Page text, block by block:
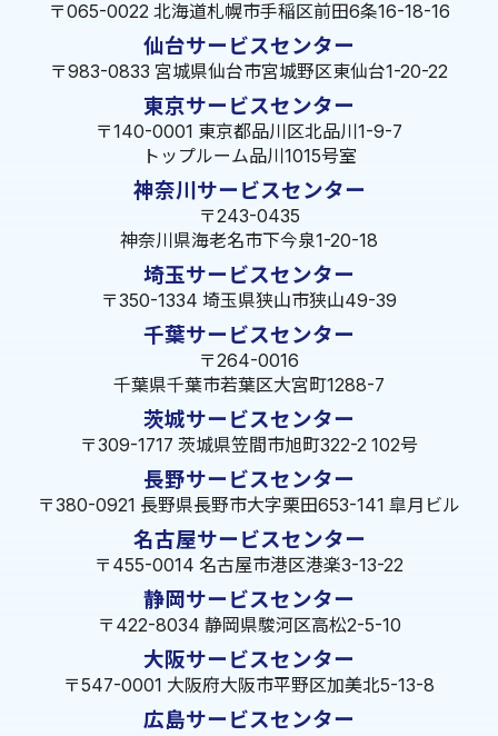
〒065-0022 北海道札幌市手稲区前田6条16-18-16
仙台サービスセンター
〒983-0833 宮城県仙台市宮城野区東仙台1-20-22
東京サービスセンター
〒140-0001 東京都品川区北品川1-9-7
トップルーム品川1015号室
神奈川サービスセンター
〒243-0435
神奈川県海老名市下今泉1-20-18
埼玉サービスセンター
〒350-1334 埼玉県狭山市狭山49-39
千葉サービスセンター
〒264-0016
千葉県千葉市若葉区大宮町1288-7
茨城サービスセンター
〒309-1717 茨城県笠間市旭町322-2 102号
長野サービスセンター
〒380-0921 長野県長野市大字栗田653-141 皐月ビル
名古屋サービスセンター
〒455-0014 名古屋市港区港楽3-13-22
静岡サービスセンター
〒422-8034 静岡県駿河区高松2-5-10
大阪サービスセンター
〒547-0001 大阪府大阪市平野区加美北5-13-8
広島サービスセンター